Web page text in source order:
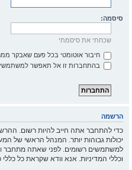
סיסמה:
שכחתי את סיסמתי
חיבור אוטומטי בכל פעם שאבקר
בהתחברות זו אל תאפשר
הרשמה
כדי להתחבר אתה חייב להיות רשום.
יכולות גבוהות יותר. המנהל הראשי של
למשתמשים רשומים. לפני שאתה מתחבר
וכללי המדיניות. אנא וודא שקראת כל